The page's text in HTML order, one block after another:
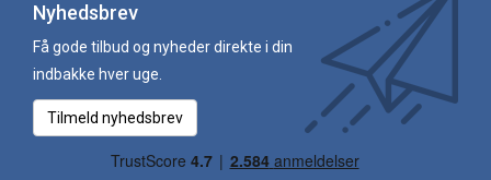
Nyhedsbrev
Få gode tilbud og nyheder direkte i din
indbakke hver uge.
Tilmeld nyhedsbrev